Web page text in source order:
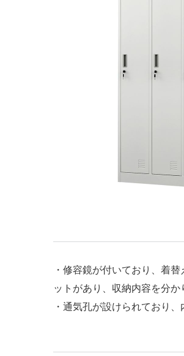
・修容鏡が付いており、着
ットがあり、収納内容を分か
・通気孔が設けられており